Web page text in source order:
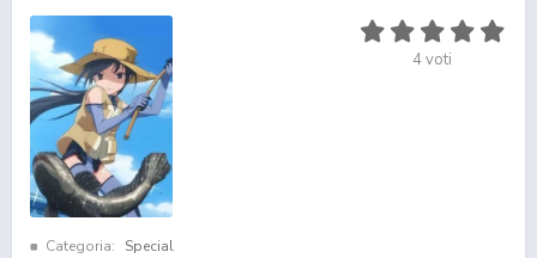
4voti
Categoria:
Special